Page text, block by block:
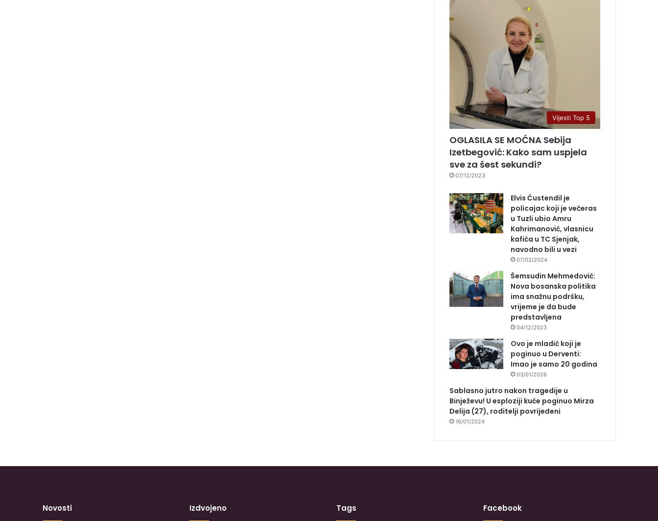
Vijesti Top 5
OGLASILA SE MOĆNA Sebija
Izetbegović: Kako sam uspjela
sve za šest sekundi?
07/12/2023
Elvis Ćustendil je
policajac koji je večeras
u Tuzli ubio Amru
Kahrimanović, vlasnicu
kafića u TC Sjenjak,
navodno bili u vezi
07/02/2024
Šemsudin Mehmedović:
Nova bosanska politika
ima snažnu podršku,
vrijeme je da bude
predstavljena
04/12/2023
Ovo je mladić koji je
poginuo u Derventi:
Imao je samo 20 godina
03/01/2026
Sablasno jutro nakon tragedije u
Binježevu! U esploziji kuće poginuo Mirza
Delija (27), roditelji povrijeđeni
16/01/2024
Novosti Izdvojeno Tags Facebook